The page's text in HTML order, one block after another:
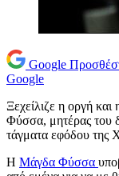
Google
Google
Ξεχείλιζε η οργή
Φύσσα, μητέρας του
τάγματα εφόδου της
Η Μάγδα Φύσσα